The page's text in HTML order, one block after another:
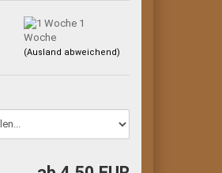
1
Woche
(Ausland abweichend)